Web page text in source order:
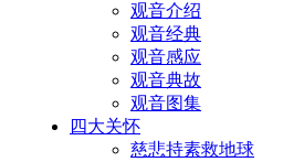
观音介绍
观音经典
观音感应
观音典故
观音图集
四大关怀
慈悲持素救地球